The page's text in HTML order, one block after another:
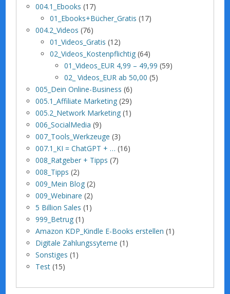
004.1_Ebooks (17)
01_Ebooks+Bücher_Gratis (17)
004.2_Videos (76)
01_Videos_Gratis (12)
02_Videos_Kostenpflichtig (64)
01_Videos_EUR 4,99 – 49,99 (59)
02_ Videos_EUR ab 50,00 (5)
005_Dein Online-Business (6)
005.1_Affiliate Marketing (29)
005.2_Network Marketing (1)
006_SocialMedia (9)
007_Tools_Werkzeuge (3)
007.1_KI = ChatGPT + … (16)
008_Ratgeber + Tipps (7)
008_Tipps (2)
009_Mein Blog (2)
009_Webinare (2)
5 Billion Sales (1)
999_Betrug (1)
Amazon KDP_Kindle E-Books erstellen (1)
Digitale Zahlungssyteme (1)
Sonstiges (1)
Test (15)